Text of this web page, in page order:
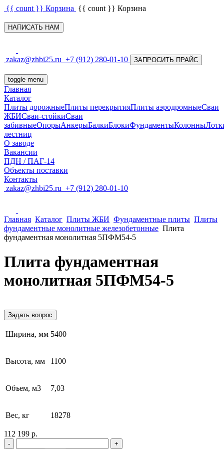
{{ count }} Корзина {{ count }} Корзина
НАПИСАТЬ НАМ
zakaz@zhbi25.ru +7 (912) 280-01-10 ЗАПРОСИТЬ ПРАЙС
toggle menu
Главная
Каталог
Плиты дорожныеПлиты перекрытияПлиты аэродромныеСваи
ЖБИСваи-стойкиСваи
забивныеОпорыАнкерыБалкиБлокиФундаментыКолонны
лестниц
О заводе
Вакансии
ПДН / ПАГ-14
Объекты поставки
Контакты
zakaz@zhbi25.ru +7 (912) 280-01-10
Главная Каталог Плиты ЖБИ Фундаментные плиты Плиты
фундаментные монолитные железобетонные Плита
фундаментная монолитная 5ПФМ54-5
Плита фундаментная
монолитная 5ПФМ54-5
Задать вопрос
Ширина, мм 5400
Высота, мм 1100
Объем, м3 7,03
Вес, кг 18278
112 199 р.
- +